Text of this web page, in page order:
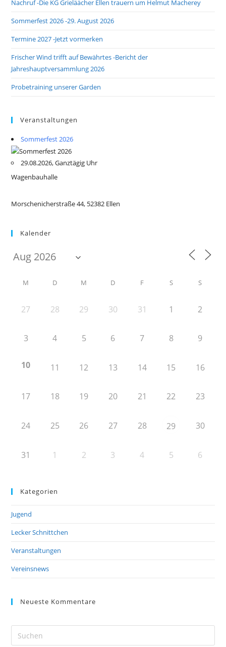
Nachruf -Die KG Grieläächer Ellen trauern um Helmut Macherey
Sommerfest 2026 -29. August 2026
Termine 2027 -Jetzt vormerken
Frischer Wind trifft auf Bewährtes -Bericht der
Jahreshauptversammlung 2026
Probetraining unserer Garden
Veranstaltungen
Sommerfest 2026
29.08.2026, Ganztägig Uhr
Wagenbauhalle
Morschenicherstraße 44, 52382 Ellen
Kalender
M D M D F S S
27 28 29 30 31 1 2
3 4 5 6 7 8 9
10 11 12 13 14 15 16
17 18 19 20 21 22 23
24 25 26 27 28 29 30
31 1 2 3 4 5 6
Kategorien
Jugend
Lecker Schnittchen
Veranstaltungen
Vereinsnews
Neueste Kommentare